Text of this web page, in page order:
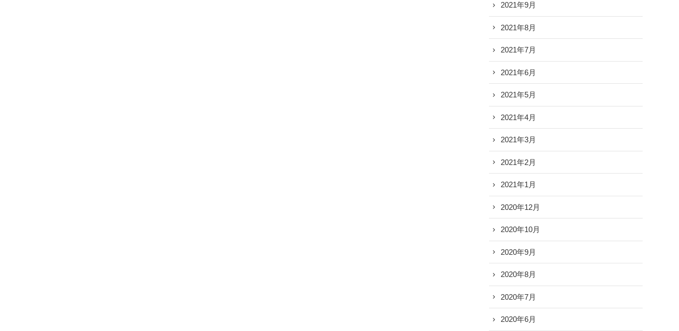
2021年9月
2021年8月
2021年7月
2021年6月
2021年5月
2021年4月
2021年3月
2021年2月
2021年1月
2020年12月
2020年10月
2020年9月
2020年8月
2020年7月
2020年6月